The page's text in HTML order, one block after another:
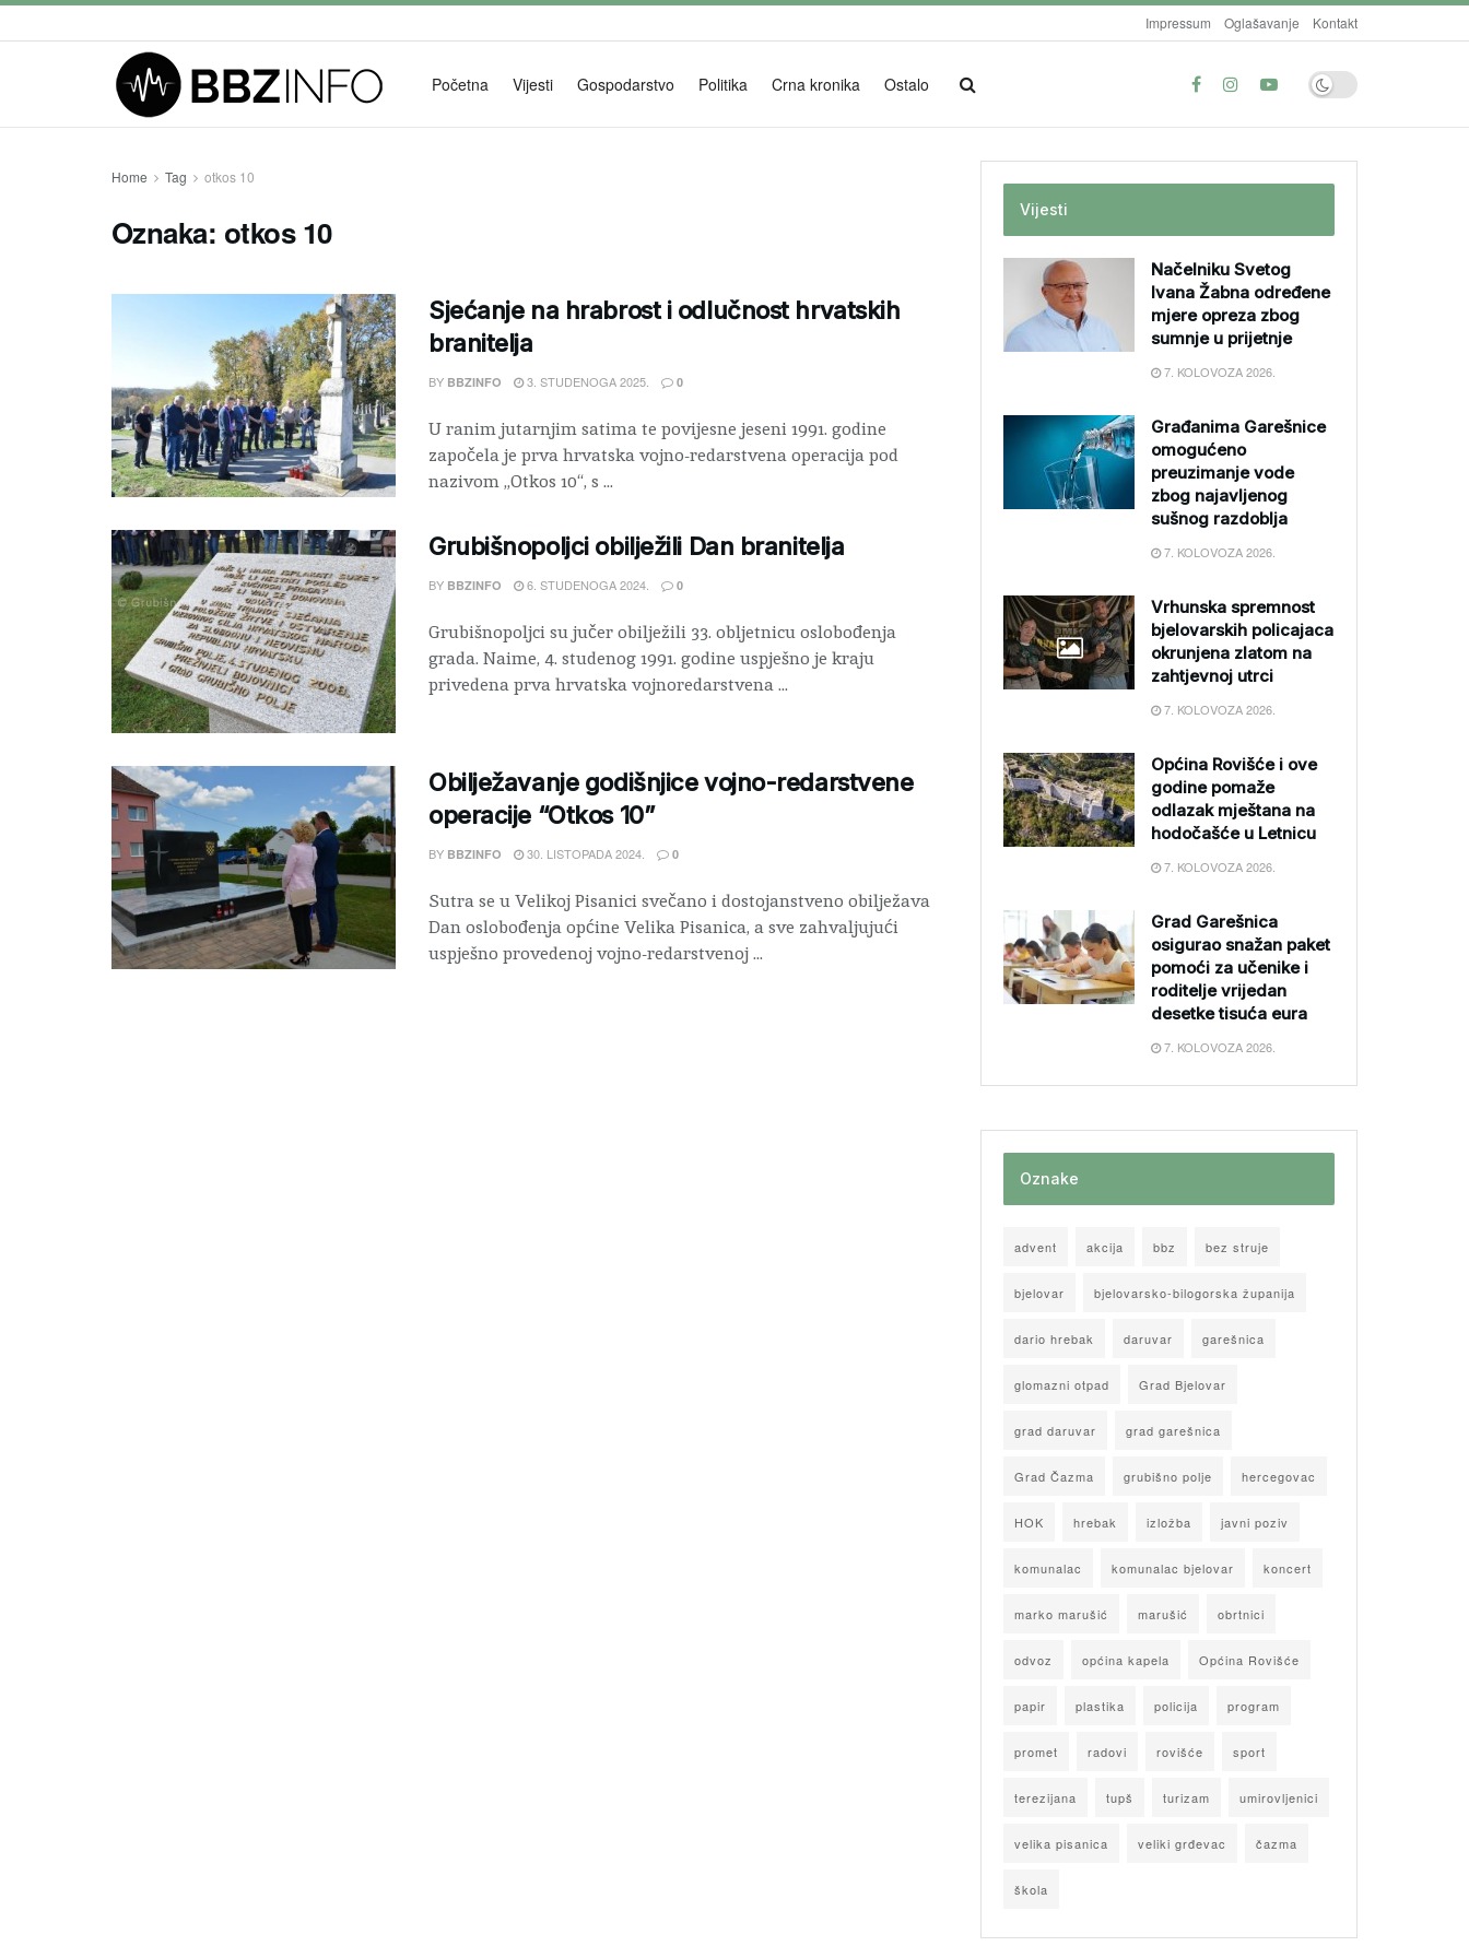
Impressum Oglašavanje Kontakt
Početna Vijesti Gospodarstvo Politika Crna kronika Ostalo
Home Tag otkos 10
Oznaka: otkos 10
Sjećanje na hrabrost i odlučnost hrvatskih
branitelja
BY BBZINFO 3. STUDENOGA 2025. 0
U ranim jutarnjim satima te povijesne jeseni 1991. godine
započela je prva hrvatska vojno-redarstvena operacija pod
nazivom „Otkos 10“, s ...
Grubišnopoljci obilježili Dan branitelja
BY BBZINFO 6. STUDENOGA 2024. 0
Grubišnopoljci su jučer obilježili 33. obljetnicu oslobođenja
grada. Naime, 4. studenog 1991. godine uspješno je kraju
privedena prva hrvatska vojnoredarstvena ...
Obilježavanje godišnjice vojno-redarstvene
operacije “Otkos 10”
BY BBZINFO 30. LISTOPADA 2024. 0
Sutra se u Velikoj Pisanici svečano i dostojanstveno obilježava
Dan oslobođenja općine Velika Pisanica, a sve zahvaljujući
uspješno provedenoj vojno-redarstvenoj ...
Vijesti
Načelniku Svetog
Ivana Žabna određene
mjere opreza zbog
sumnje u prijetnje
7. KOLOVOZA 2026.
Građanima Garešnice
omogućeno
preuzimanje vode
zbog najavljenog
sušnog razdoblja
7. KOLOVOZA 2026.
Vrhunska spremnost
bjelovarskih policajaca
okrunjena zlatom na
zahtjevnoj utrci
7. KOLOVOZA 2026.
Općina Rovišće i ove
godine pomaže
odlazak mještana na
hodočašće u Letnicu
7. KOLOVOZA 2026.
Grad Garešnica
osigurao snažan paket
pomoći za učenike i
roditelje vrijedan
desetke tisuća eura
7. KOLOVOZA 2026.
Oznake
advent akcija bbz bez struje
bjelovar bjelovarsko-bilogorska županija
dario hrebak daruvar garešnica
glomazni otpad Grad Bjelovar
grad daruvar grad garešnica
Grad Čazma grubišno polje hercegovac
HOK hrebak izložba javni poziv
komunalac komunalac bjelovar koncert
marko marušić marušić obrtnici
odvoz općina kapela Općina Rovišće
papir plastika policija program
promet radovi rovišće sport
terezijana tupš turizam umirovljenici
velika pisanica veliki grđevac čazma
škola